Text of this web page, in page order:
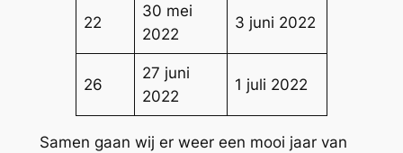
22
30 mei
2022
3 juni 2022
26
27 juni
2022
1 juli 2022
Samen gaan wij er weer een mooi jaar van